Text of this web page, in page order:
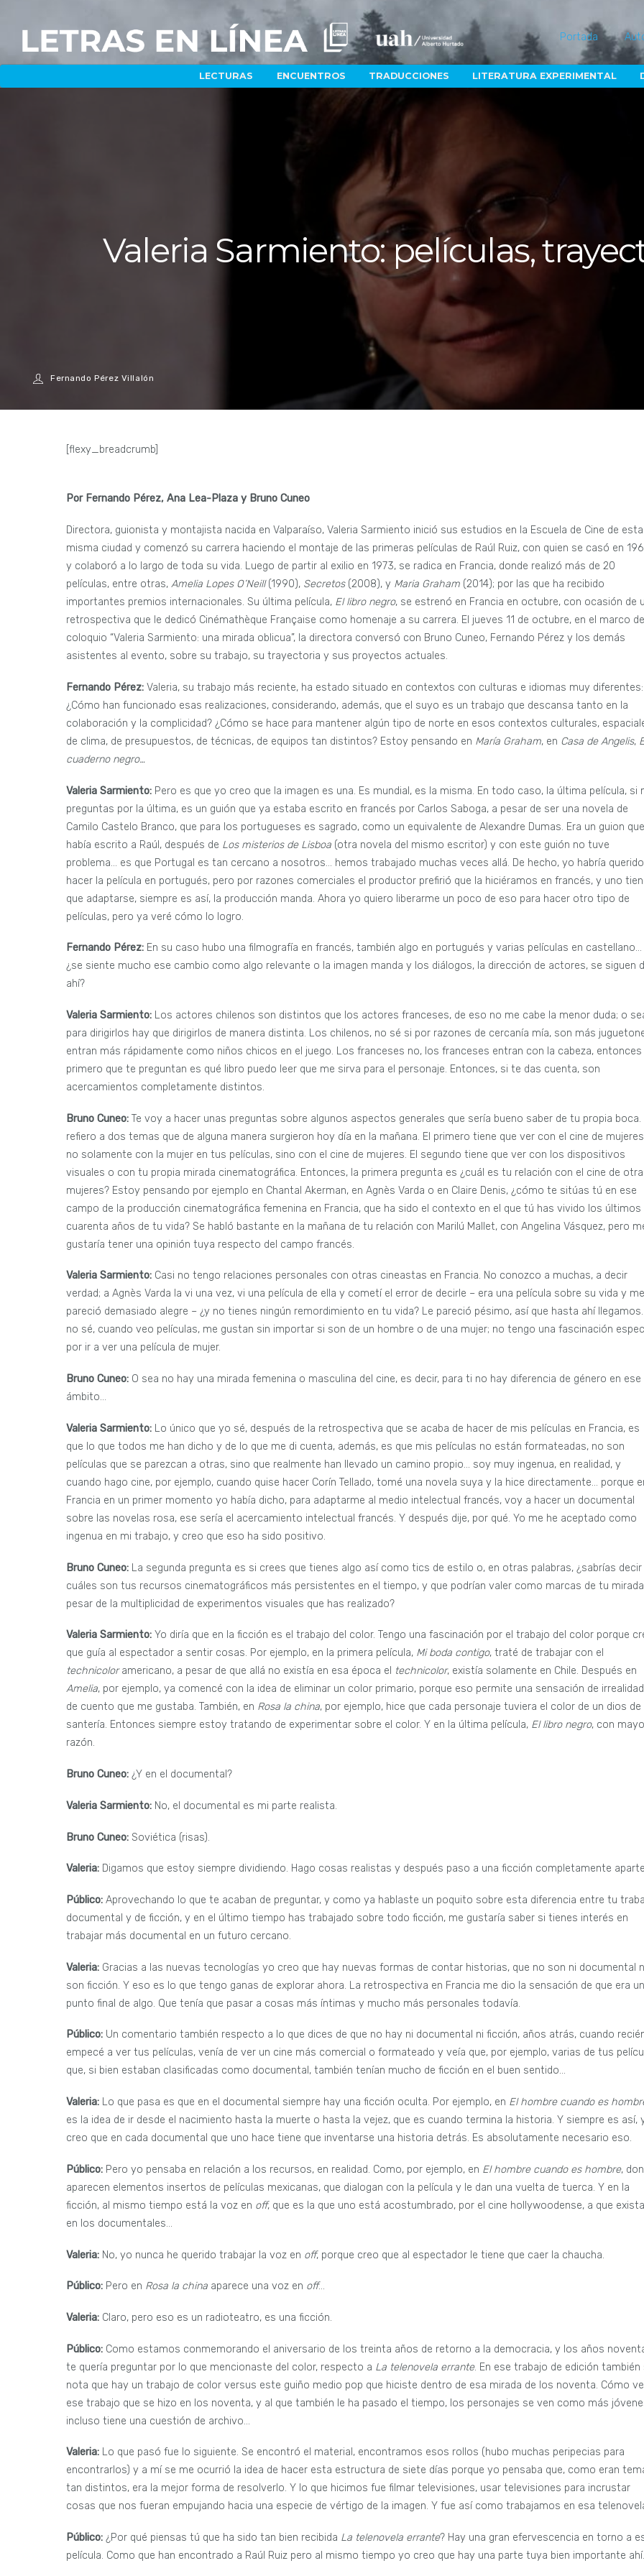
Portada
LECTURAS ENCUENTROS TRADUCCIONES LITERATURA EXPERIMENTAL
Valeria Sarmiento: películas,
Fernando Pérez Villalón
[flexy_breadcrumb]
Por Fernando Pérez, Ana Lea-Plaza y Bruno Cuneo
Directora, guionista y montajista nacida en Valparaíso, Valeria Sarmiento inició sus estudios en la Escuela de Cine de esta
misma ciudad y comenzó su carrera haciendo el montaje de las primeras películas de Raúl Ruiz, con quien se casó en
y colaboró a lo largo de toda su vida. Luego de partir al exilio en 1973, se radica en Francia, donde realizó más de 20
películas, entre otras, Amelia Lopes O’Neill(1990), Secretos (2008), y Maria Graham (2014); por las que ha recibido
importantes premios internacionales. Su última película, El libro negro, se estrenó en Francia en octubre, con ocasión de
retrospectiva que le dedicó Cinémathèque Française como homenaje a su carrera. El jueves 11 de octubre, en el marco del
coloquio “Valeria Sarmiento: una mirada oblicua”, la directora conversó con Bruno Cuneo, Fernando Pérez y los demás
asistentes al evento, sobre su trabajo, su trayectoria y sus proyectos actuales.
Fernando Pérez: Valeria, su trabajo más reciente, ha estado situado en contextos con culturas e idiomas muy diferentes:
¿Cómo han funcionado esas realizaciones, considerando, además, que el suyo es un trabajo que descansa tanto en la
colaboración y la complicidad? ¿Cómo se hace para mantener algún tipo de norte en esos contextos culturales,
de clima, de presupuestos, de técnicas, de equipos tan distintos? Estoy pensando en María Graham, en Casa de Angelis,
cuaderno negro…
Valeria Sarmiento: Pero es que yo creo que la imagen es una. Es mundial, es la misma. En todo caso, la última película, si
preguntas por la última, es un guión que ya estaba escrito en francés por Carlos Saboga, a pesar de ser una novela de
Camilo Castelo Branco, que para los portugueses es sagrado, como un equivalente de Alexandre Dumas. Era un guion
había escrito a Raúl, después de Los misterios de Lisboa (otra novela del mismo escritor) y con este guión no tuve
problema… es que Portugal es tan cercano a nosotros… hemos trabajado muchas veces allá. De hecho, yo habría querido
hacer la película en portugués, pero por razones comerciales el productor prefirió que la hiciéramos en francés, y uno
que adaptarse, siempre es así, la producción manda. Ahora yo quiero liberarme un poco de eso para hacer otro tipo de
películas, pero ya veré cómo lo logro.
Fernando Pérez: En su caso hubo una filmografía en francés, también algo en portugués y varias películas en castellano…
¿se siente mucho ese cambio como algo relevante o la imagen manda y los diálogos, la dirección de actores, se siguen
ahí?
Valeria Sarmiento: Los actores chilenos son distintos que los actores franceses, de eso no me cabe la menor duda; o
para dirigirlos hay que dirigirlos de manera distinta. Los chilenos, no sé si por razones de cercanía mía, son más
entran más rápidamente como niños chicos en el juego. Los franceses no, los franceses entran con la cabeza, entonces
primero que te preguntan es qué libro puedo leer que me sirva para el personaje. Entonces, si te das cuenta, son
acercamientos completamente distintos.
Bruno Cuneo: Te voy a hacer unas preguntas sobre algunos aspectos generales que sería bueno saber de tu propia boca.
refiero a dos temas que de alguna manera surgieron hoy día en la mañana. El primero tiene que ver con el cine de
no solamente con la mujer en tus películas, sino con el cine de mujeres. El segundo tiene que ver con los dispositivos
visuales o con tu propia mirada cinematográfica. Entonces, la primera pregunta es ¿cuál es tu relación con el cine de
mujeres? Estoy pensando por ejemplo en Chantal Akerman, en Agnès Varda o en Claire Denis, ¿cómo te sitúas tú en ese
campo de la producción cinematográfica femenina en Francia, que ha sido el contexto en el que tú has vivido los últimos
cuarenta años de tu vida? Se habló bastante en la mañana de tu relación con Marilú Mallet, con Angelina Vásquez, pero
gustaría tener una opinión tuya respecto del campo francés.
Valeria Sarmiento: Casi no tengo relaciones personales con otras cineastas en Francia. No conozco a muchas, a decir
verdad; a Agnès Varda la vi una vez, vi una película de ella y cometí el error de decirle – era una película sobre su vida y me
pareció demasiado alegre – ¿y no tienes ningún remordimiento en tu vida? Le pareció pésimo, así que hasta ahí llegamos.
no sé, cuando veo películas, me gustan sin importar si son de un hombre o de una mujer; no tengo una fascinación
por ir a ver una película de mujer.
Bruno Cuneo: O sea no hay una mirada femenina o masculina del cine, es decir, para ti no hay diferencia de género en ese
ámbito…
Valeria Sarmiento: Lo único que yo sé, después de la retrospectiva que se acaba de hacer de mis películas en Francia, es
que lo que todos me han dicho y de lo que me di cuenta, además, es que mis películas no están formateadas, no son
películas que se parezcan a otras, sino que realmente han llevado un camino propio… soy muy ingenua, en realidad, y
cuando hago cine, por ejemplo, cuando quise hacer Corín Tellado, tomé una novela suya y la hice directamente… porque
Francia en un primer momento yo había dicho, para adaptarme al medio intelectual francés, voy a hacer un documental
sobre las novelas rosa, ese sería el acercamiento intelectual francés. Y después dije, por qué. Yo me he aceptado como
ingenua en mi trabajo, y creo que eso ha sido positivo.
Bruno Cuneo: La segunda pregunta es si crees que tienes algo así como tics de estilo o, en otras palabras, ¿sabrías decir
cuáles son tus recursos cinematográficos más persistentes en el tiempo, y que podrían valer como marcas de tu
pesar de la multiplicidad de experimentos visuales que has realizado?
Valeria Sarmiento: Yo diría que en la ficción es el trabajo del color. Tengo una fascinación por el trabajo del color porque
que guía al espectador a sentir cosas. Por ejemplo, en la primera película, Mi boda contigo, traté de trabajar con el
technicoloramericano, a pesar de que allá no existía en esa época el technicolor, existía solamente en Chile. Después en
Amelia, por ejemplo, ya comencé con la idea de eliminar un color primario, porque eso permite una sensación de
de cuento que me gustaba. También, en Rosa la china, por ejemplo, hice que cada personaje tuviera el color de un dios de
santería. Entonces siempre estoy tratando de experimentar sobre el color. Y en la última película, El libro negro, con
razón.
Bruno Cuneo: ¿Y en el documental?
Valeria Sarmiento: No, el documental es mi parte realista.
Bruno Cuneo: Soviética (risas).
Valeria: Digamos que estoy siempre dividiendo. Hago cosas realistas y después paso a una ficción completamente
Público: Aprovechando lo que te acaban de preguntar, y como ya hablaste un poquito sobre esta diferencia entre tu
documental y de ficción, y en el último tiempo has trabajado sobre todo ficción, me gustaría saber si tienes interés en
trabajar más documental en un futuro cercano.
Valeria: Gracias a las nuevas tecnologías yo creo que hay nuevas formas de contar historias, que no son ni documental
son ficción. Y eso es lo que tengo ganas de explorar ahora. La retrospectiva en Francia me dio la sensación de que era un
punto final de algo. Que tenía que pasar a cosas más íntimas y mucho más personales todavía.
Público: Un comentario también respecto a lo que dices de que no hay ni documental ni ficción, años atrás, cuando
empecé a ver tus películas, venía de ver un cine más comercial o formateado y veía que, por ejemplo, varias de tus
que, si bien estaban clasificadas como documental, también tenían mucho de ficción en el buen sentido…
Valeria: Lo que pasa es que en el documental siempre hay una ficción oculta. Por ejemplo, en El hombre cuando es
es la idea de ir desde el nacimiento hasta la muerte o hasta la vejez, que es cuando termina la historia. Y siempre es así,
creo que en cada documental que uno hace tiene que inventarse una historia detrás. Es absolutamente necesario eso.
Público: Pero yo pensaba en relación a los recursos, en realidad. Como, por ejemplo, en El hombre cuando es hombre,
aparecen elementos insertos de películas mexicanas, que dialogan con la película y le dan una vuelta de tuerca. Y en la
ficción, al mismo tiempo está la voz en off, que es la que uno está acostumbrado, por el cine hollywoodense, a que exista
en los documentales…
Valeria: No, yo nunca he querido trabajar la voz en off, porque creo que al espectador le tiene que caer la chaucha.
Público: Pero en Rosa la china aparece una voz en off…
Valeria: Claro, pero eso es un radioteatro, es una ficción.
Público: Como estamos conmemorando el aniversario de los treinta años de retorno a la democracia, y los años
te quería preguntar por lo que mencionaste del color, respecto a La telenovela errante. En ese trabajo de edición también
nota que hay un trabajo de color versus este guiño medio pop que hiciste dentro de esa mirada de los noventa. Cómo
ese trabajo que se hizo en los noventa, y al que también le ha pasado el tiempo, los personajes se ven como más
incluso tiene una cuestión de archivo…
Valeria: Lo que pasó fue lo siguiente. Se encontró el material, encontramos esos rollos (hubo muchas peripecias para
encontrarlos) y a mí se me ocurrió la idea de hacer esta estructura de siete días porque yo pensaba que, como eran
tan distintos, era la mejor forma de resolverlo. Y lo que hicimos fue filmar televisiones, usar televisiones para incrustar
cosas que nos fueran empujando hacia una especie de vértigo de la imagen. Y fue así como trabajamos en esa
Público: ¿Por qué piensas tú que ha sido tan bien recibida La telenovela errante? Hay una gran efervescencia en torno a
película. Como que han encontrado a Raúl Ruiz pero al mismo tiempo yo creo que hay una parte tuya bien importante ahí.